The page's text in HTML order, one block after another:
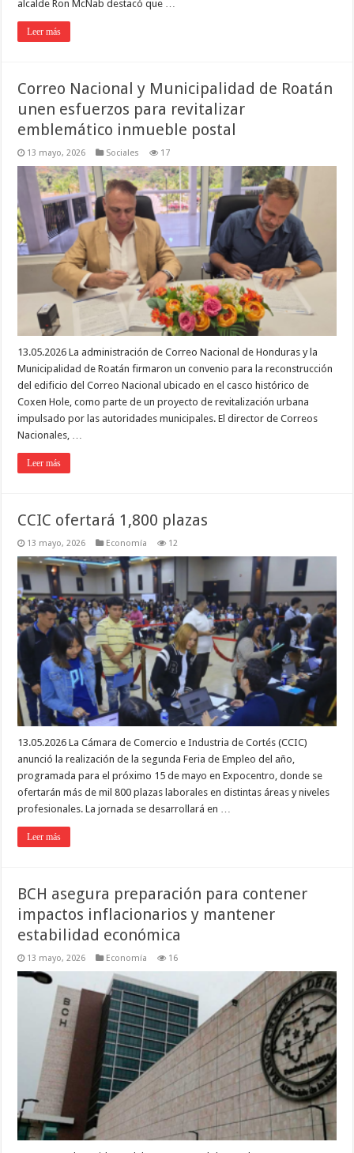
alcalde Ron McNab destacó que …
Leer más
Correo Nacional y Municipalidad de Roatán
unen esfuerzos para revitalizar
emblemático inmueble postal
13 mayo, 2026 Sociales 17
13.05.2026 La administración de Correo Nacional de Honduras y la
Municipalidad de Roatán firmaron un convenio para la reconstrucción
del edificio del Correo Nacional ubicado en el casco histórico de
Coxen Hole, como parte de un proyecto de revitalización urbana
impulsado por las autoridades municipales. El director de Correos
Nacionales, …
Leer más
CCIC ofertará 1,800 plazas
13 mayo, 2026 Economía 12
13.05.2026 La Cámara de Comercio e Industria de Cortés (CCIC)
anunció la realización de la segunda Feria de Empleo del año,
programada para el próximo 15 de mayo en Expocentro, donde se
ofertarán más de mil 800 plazas laborales en distintas áreas y niveles
profesionales. La jornada se desarrollará en …
Leer más
BCH asegura preparación para contener
impactos inflacionarios y mantener
estabilidad económica
13 mayo, 2026 Economía 16